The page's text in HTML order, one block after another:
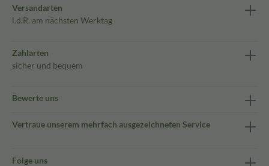
Versandarten
i.d.R. am nächsten Werktag
Zahlarten
sicher und bequem
Bewerte uns
Vertraue unserem mehrfach ausgezeichneten Service
Folge uns